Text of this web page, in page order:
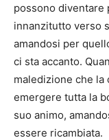
possono diventare
innanzitutto verso
amandosi per
ci sta accanto.
maledizione che la
emergere tutta la
suo animo,
essere ricambiata.